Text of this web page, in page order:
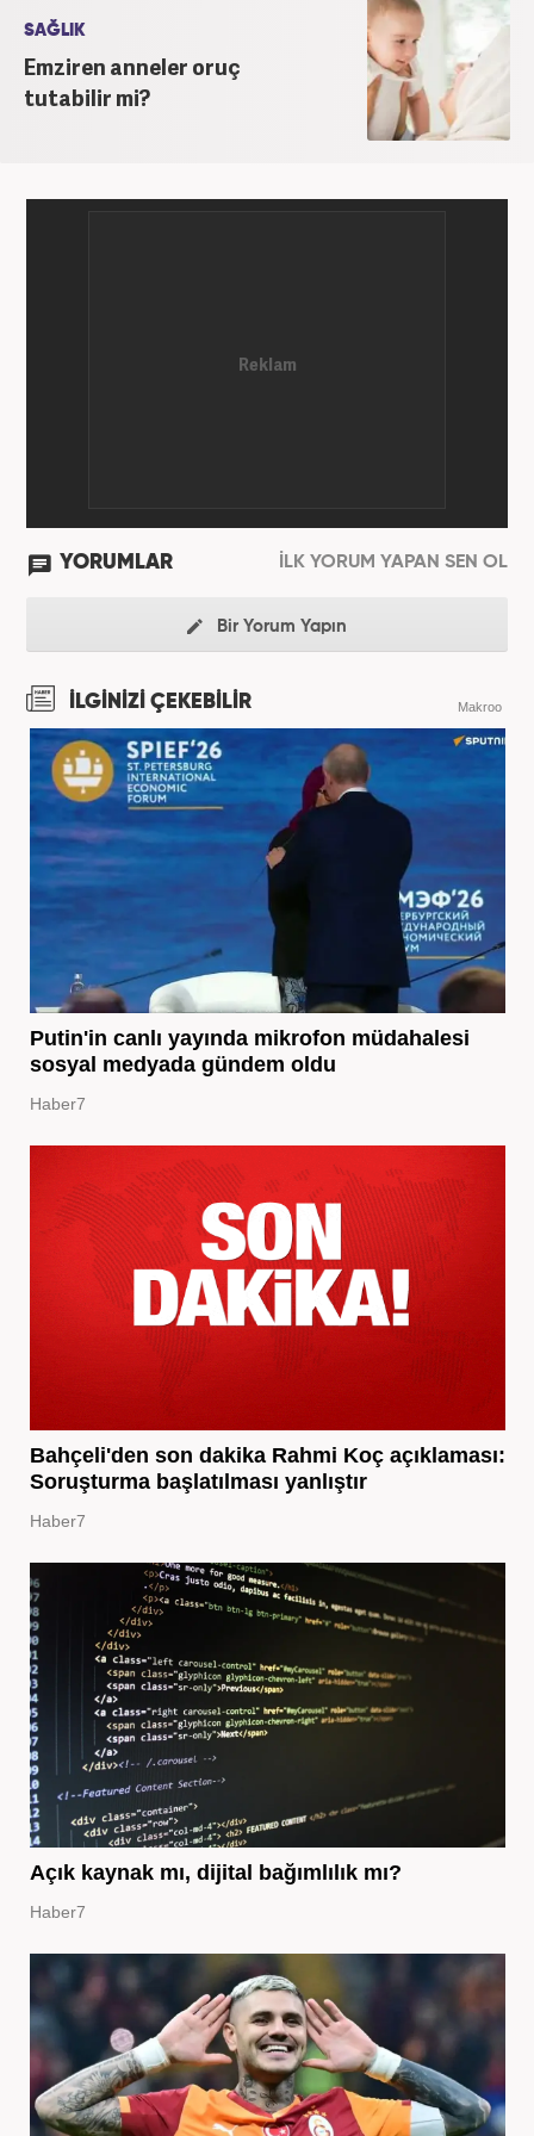
SAĞLIK
Emziren anneler oruç
tutabilir mi?
YORUMLAR İLK YORUM YAPAN SEN OL
Bir Yorum Yapın
İLGİNİZİ ÇEKEBİLİR Makroo
Putin'in canlı yayında mikrofon müdahalesi
sosyal medyada gündem oldu
Haber7
Bahçeli'den son dakika Rahmi Koç açıklaması:
Soruşturma başlatılması yanlıştır
Haber7
Açık kaynak mı, dijital bağımlılık mı?
Haber7